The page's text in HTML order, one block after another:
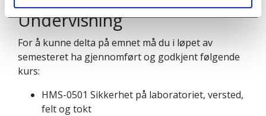
Undervisning
For å kunne delta på emnet må du i løpet av
semesteret ha gjennomført og godkjent følgende
kurs:
HMS-0501 Sikkerhet på laboratoriet, versted,
felt og tokt